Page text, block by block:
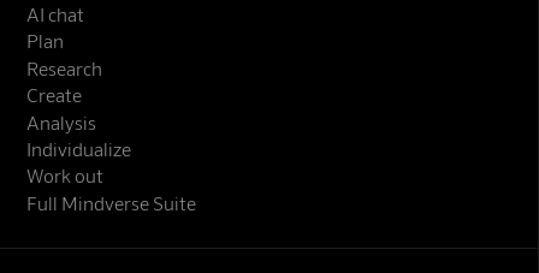
AI chat
Plan
Research
Create
Analysis
Individualize
Work out
Full Mindverse Suite